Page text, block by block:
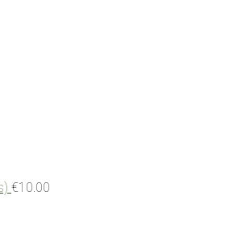
€10.00